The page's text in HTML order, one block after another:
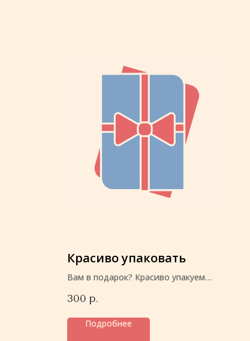
Красиво упаковать
Вам в подарок? Красиво упакуем
300 р.
Подробнее